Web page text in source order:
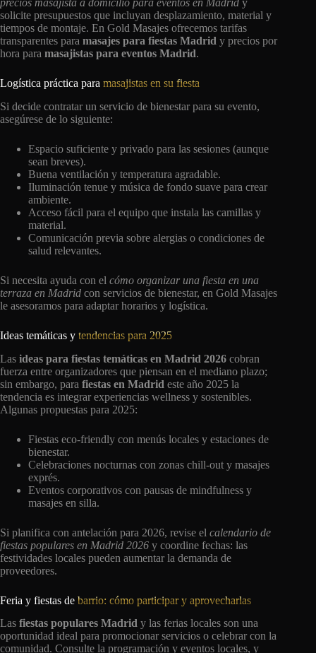
precios masajista a domicilio para eventos en Madrid y
solicite presupuestos que incluyan desplazamiento, material y
tiempos de montaje. En Gold Masajes ofrecemos tarifas
transparentes para masajes para fiestas Madrid y precios por
hora para masajistas para eventos Madrid.
Logística práctica para masajistas en su fiesta
Si decide contratar un servicio de bienestar para su evento,
asegúrese de lo siguiente:
Espacio suficiente y privado para las sesiones (aunque
sean breves).
Buena ventilación y temperatura agradable.
Iluminación tenue y música de fondo suave para crear
ambiente.
Acceso fácil para el equipo que instala las camillas y
material.
Comunicación previa sobre alergias o condiciones de
salud relevantes.
Si necesita ayuda con el cómo organizar una fiesta en una
terraza en Madrid con servicios de bienestar, en Gold Masajes
le asesoramos para adaptar horarios y logística.
Ideas temáticas y tendencias para 2025
Las ideas para fiestas temáticas en Madrid 2026 cobran
fuerza entre organizadores que piensan en el mediano plazo;
sin embargo, para fiestas en Madrid este año 2025 la
tendencia es integrar experiencias wellness y sostenibles.
Algunas propuestas para 2025:
Fiestas eco-friendly con menús locales y estaciones de
bienestar.
Celebraciones nocturnas con zonas chill-out y masajes
exprés.
Eventos corporativos con pausas de mindfulness y
masajes en silla.
Si planifica con antelación para 2026, revise el calendario de
fiestas populares en Madrid 2026 y coordine fechas: las
festividades locales pueden aumentar la demanda de
proveedores.
Feria y fiestas de barrio: cómo participar y aprovecharlas
Las fiestas populares Madrid y las ferias locales son una
oportunidad ideal para promocionar servicios o celebrar con la
comunidad. Consulte la programación y eventos locales, y